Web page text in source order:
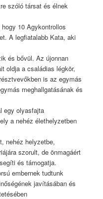
szóló társat és élnek
10 Agykontrollos
A legfiatalabb Kata, aki
és bővül. Az újonnan
oldja a családias légkör,
is az egymás
meghallgatásának és
egy olyasfajta
a nehéz élethelyzetben
nehéz helyzetbe,
szorult, de önmagáért
és támogatja.
embernek tudtunk
javításában és